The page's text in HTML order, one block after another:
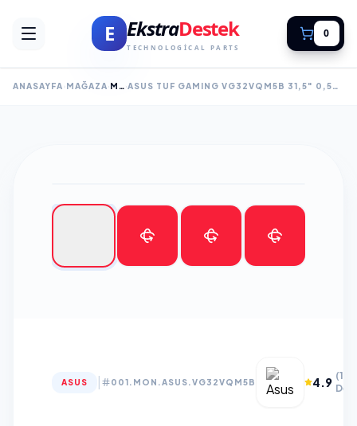
E EkstraDestek
TECHNOLOGICAL PARTS
0
ANASAYFA MAĞAZA MONITÖR ASUS TUF GAMING VG32VQM5B 31,5" 0,5MS, 250HZ, FULLHD CURVED, DP, 2XHDMI, VA PANEL, 1500R, DISPLAY WIDGET CENTER, GAMING MONITÖR
ASUS 001.MON.ASUS.VG32VQM5B 4.9